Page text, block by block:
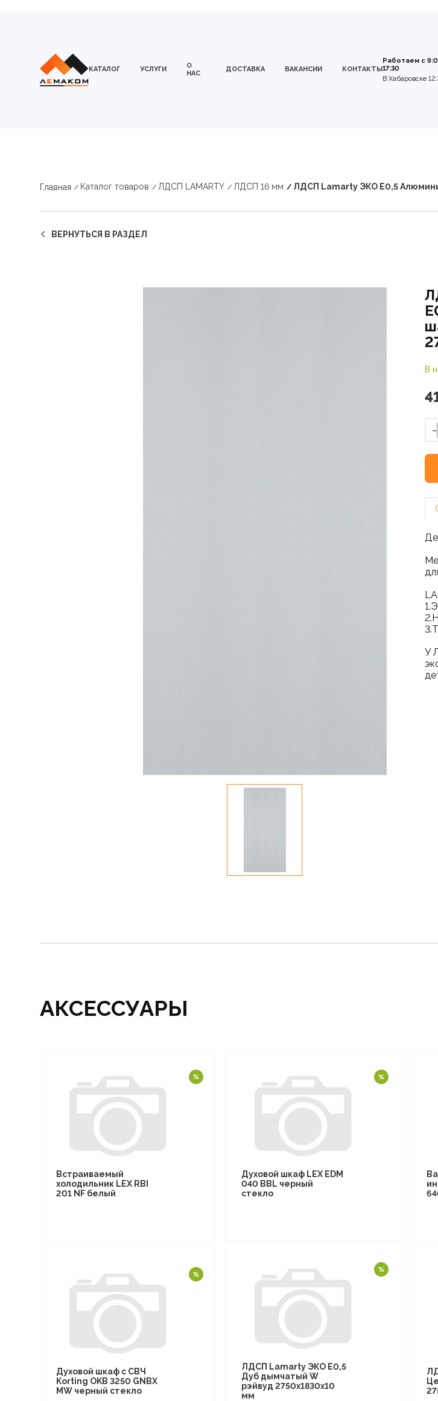
КАТАЛОГ УСЛУГИ
О
НАС
ДОСТАВКА ВАКАНСИИ КОНТАКТЫ
Работаем с
17:30
В Хабаровске
Главная Каталог товаров ЛДСП LAMARTY ЛДСП 16 мм ЛДСП Lamarty ЭКО E0,5
ВЕРНУТЬСЯ В РАЗДЕЛ
В
-
У
АКСЕССУАРЫ
Встраиваемый
холодильник LEX RBI
201 NF белый
Духовой шкаф LEX EDM
040 BBL черный
стекло
Духовой шкаф с СВЧ
Korting OKB 3250 GNBX
MW черный стекло
ЛДСП Lamarty ЭКО E0,5
Дуб дымчатый W
рэйвуд 2750х1830х10
мм